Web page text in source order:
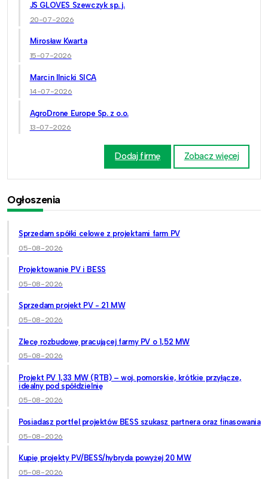
JS GLOVES Szewczyk sp. j.
20-07-2026
Mirosław Kwarta
15-07-2026
Marcin Ilnicki SICA
14-07-2026
AgroDrone Europe Sp. z o.o.
13-07-2026
Dodaj firmę Zobacz więcej
Ogłoszenia
Sprzedam spółki celowe z projektami farm PV
05-08-2026
Projektowanie PV i BESS
05-08-2026
Sprzedam projekt PV - 21 MW
05-08-2026
Zlecę rozbudowę pracującej farmy PV o 1,52 MW
05-08-2026
Projekt PV 1,33 MW (RTB) – woj. pomorskie, krótkie przyłącze,
idealny pod spółdzielnię
05-08-2026
Posiadasz portfel projektów BESS szukasz partnera oraz finasowania
05-08-2026
Kupię projekty PV/BESS/hybryda powyżej 20 MW
05-08-2026